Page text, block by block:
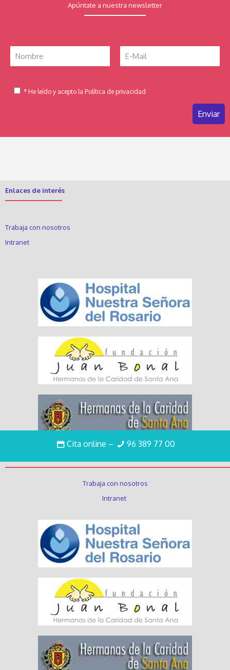
Cita online – 96 389 77 00
Apúntate a nuestra newsletter
* He leído y acepto la Política de privacidad
Enlaces de interés
Trabaja con nosotros
Intranet
Trabaja con nosotros
Intranet